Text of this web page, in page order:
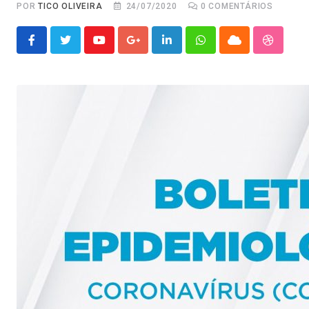
PORTICO OLIVEIRA 24/07/2020 0 COMENTÁRIOS
YoutubeGoogle+LinkedInWhatsappCloud